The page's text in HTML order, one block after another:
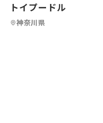
トイプードル
神奈川県